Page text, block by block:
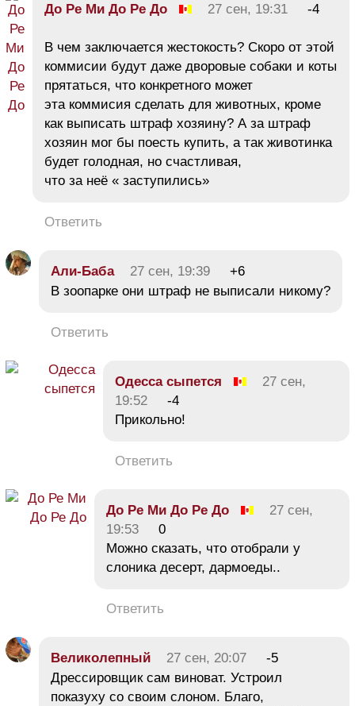
До Ре Ми До Ре До 27 сен, 19:31 -4
В чем заключается жестокость? Скоро от этой
коммисии будут даже дворовые собаки и коты
прятаться, что конкретного может
эта коммисия сделать для животных, кроме
как выписать штраф хозяину? А за штраф
хозяин мог бы поесть купить, а так животинка
будет голодная, но счастливая,
что за неё « заступились»
Ответить
Али-Баба 27 сен, 19:39
+6
В зоопарке они штраф не выписали никому?
Ответить
Одесса сыпется
27 сен,
19:52
-4
Прикольно!
Ответить
До Ре Ми До Ре До
27 сен,
19:53
0
Можно сказать, что отобрали у
слоника десерт, дармоеды..
Ответить
Великолепный 27 сен, 20:07
-5
Дрессировщик сам виноват. Устроил
показуху со своим слоном. Благо,